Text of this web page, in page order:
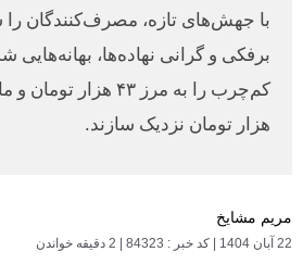
با جهش‌های تازه، مصرف‌کنندگان
برفکی و گرانی نهاده‌ها، بهانه‌هایی
هزار تومان نزدیک سازند.
مریم مشایخ
22 آبان 1404 | کد خبر : 84323 | 2 دقیقه خواندن